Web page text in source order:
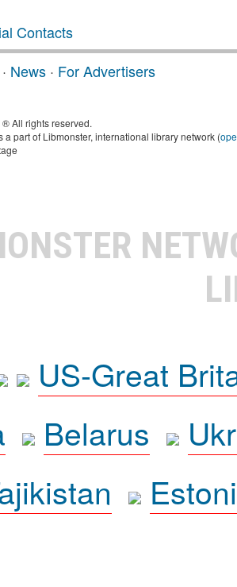
Contacts
· News · For Advertisers
® All rights reserved.
a part of Libmonster, international library network (
US-Great
Belarus